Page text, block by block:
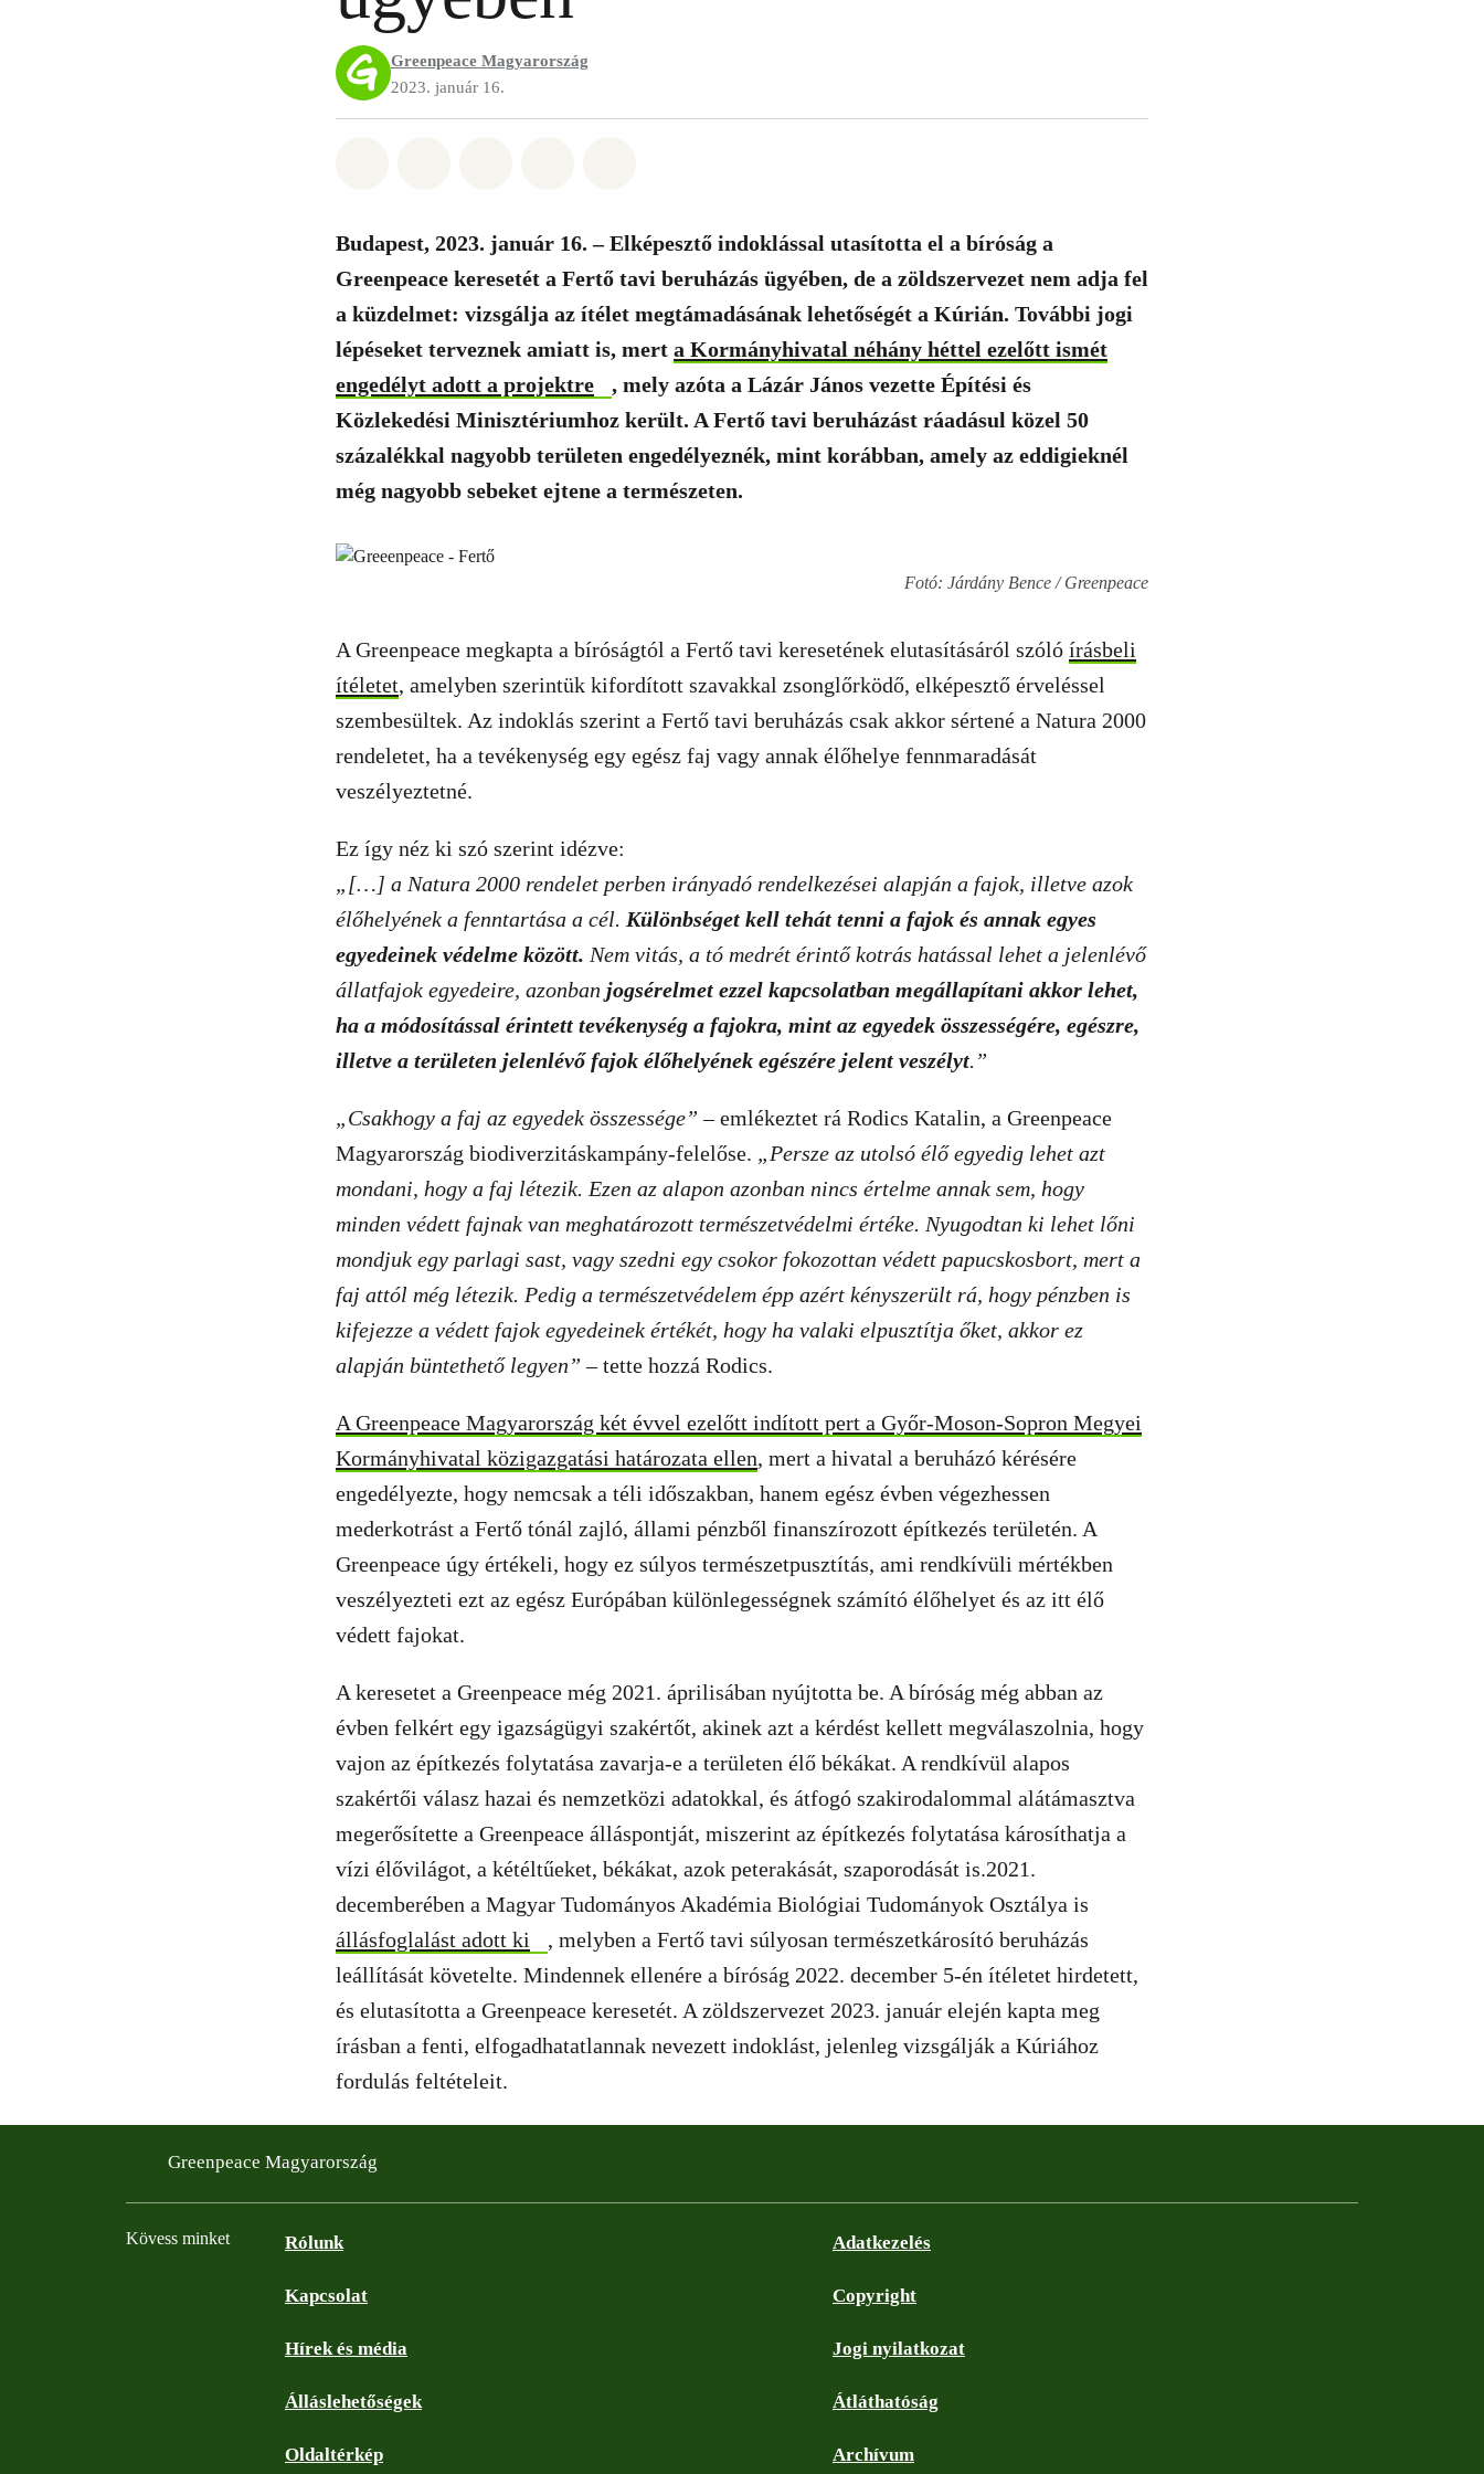
Greenpeace Magyarország
2023. január 16.
Budapest, 2023. január 16. – Elképesztő indoklással utasította el a bíróság a
Greenpeace keresetét a Fertő tavi beruházás ügyében, de a zöldszervezet nem adja fel
a küzdelmet: vizsgálja az ítélet megtámadásának lehetőségét a Kúrián. További jogi
lépéseket terveznek amiatt is, mert a Kormányhivatal néhány héttel ezelőtt ismét
engedélyt adott a projektre
, mely azóta a Lázár János vezette Építési és
Közlekedési Minisztériumhoz került. A Fertő tavi beruházást ráadásul közel 50
százalékkal nagyobb területen engedélyeznék, mint korábban, amely az eddigieknél
még nagyobb sebeket ejtene a természeten.
Fotó: Járdány Bence / Greenpeace
A Greenpeace megkapta a bíróságtól a Fertő tavi keresetének elutasításáról szóló írásbeli
ítéletet, amelyben szerintük kifordított szavakkal zsonglőrködő, elképesztő érveléssel
szembesültek. Az indoklás szerint a Fertő tavi beruházás csak akkor sértené a Natura 2000
rendeletet, ha a tevékenység egy egész faj vagy annak élőhelye fennmaradását
veszélyeztetné.
Ez így néz ki szó szerint idézve:
„[…] a Natura 2000 rendelet perben irányadó rendelkezései alapján a fajok, illetve azok
élőhelyének a fenntartása a cél. Különbséget kell tehát tenni a fajok és annak egyes
egyedeinek védelme között. Nem vitás, a tó medrét érintő kotrás hatással lehet a jelenlévő
állatfajok egyedeire, azonban jogsérelmet ezzel kapcsolatban megállapítani akkor lehet,
ha a módosítással érintett tevékenység a fajokra, mint az egyedek összességére, egészre,
illetve a területen jelenlévő fajok élőhelyének egészére jelent veszélyt.”
„Csakhogy a faj az egyedek összessége” – emlékeztet rá Rodics Katalin, a Greenpeace
Magyarország biodiverzitáskampány-felelőse. „Persze az utolsó élő egyedig lehet azt
mondani, hogy a faj létezik. Ezen az alapon azonban nincs értelme annak sem, hogy
minden védett fajnak van meghatározott természetvédelmi értéke. Nyugodtan ki lehet lőni
mondjuk egy parlagi sast, vagy szedni egy csokor fokozottan védett papucskosbort, mert a
faj attól még létezik. Pedig a természetvédelem épp azért kényszerült rá, hogy pénzben is
kifejezze a védett fajok egyedeinek értékét, hogy ha valaki elpusztítja őket, akkor ez
alapján büntethető legyen” – tette hozzá Rodics.
A Greenpeace Magyarország két évvel ezelőtt indított pert a Győr-Moson-Sopron Megyei
Kormányhivatal közigazgatási határozata ellen, mert a hivatal a beruházó kérésére
engedélyezte, hogy nemcsak a téli időszakban, hanem egész évben végezhessen
mederkotrást a Fertő tónál zajló, állami pénzből finanszírozott építkezés területén. A
Greenpeace úgy értékeli, hogy ez súlyos természetpusztítás, ami rendkívüli mértékben
veszélyezteti ezt az egész Európában különlegességnek számító élőhelyet és az itt élő
védett fajokat.
A keresetet a Greenpeace még 2021. áprilisában nyújtotta be. A bíróság még abban az
évben felkért egy igazságügyi szakértőt, akinek azt a kérdést kellett megválaszolnia, hogy
vajon az építkezés folytatása zavarja-e a területen élő békákat. A rendkívül alapos
szakértői válasz hazai és nemzetközi adatokkal, és átfogó szakirodalommal alátámasztva
megerősítette a Greenpeace álláspontját, miszerint az építkezés folytatása károsíthatja a
vízi élővilágot, a kétéltűeket, békákat, azok peterakását, szaporodását is.2021.
decemberében a Magyar Tudományos Akadémia Biológiai Tudományok Osztálya is
állásfoglalást adott ki
, melyben a Fertő tavi súlyosan természetkárosító beruházás
leállítását követelte. Mindennek ellenére a bíróság 2022. december 5-én ítéletet hirdetett,
és elutasította a Greenpeace keresetét. A zöldszervezet 2023. január elején kapta meg
írásban a fenti, elfogadhatatlannak nevezett indoklást, jelenleg vizsgálják a Kúriához
fordulás feltételeit.
Greenpeace Magyarország
Kövess minket Rólunk
Kapcsolat
Hírek és média
Álláslehetőségek
Oldaltérkép
Adatkezelés
Copyright
Jogi nyilatkozat
Átláthatóság
Archívum